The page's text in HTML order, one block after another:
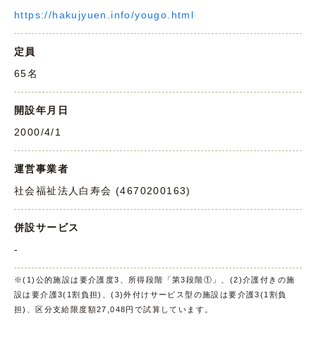
https://hakujyuen.info/yougo.html
定員
65名
開設年月日
2000/4/1
運営事業者
社会福祉法人白寿会 (4670200163)
併設サービス
-
※(1)公的施設は要介護度3、所得段階「第3段階①」、(2)介護付きの施
設は要介護3(1割負担)、(3)外付けサービス型の施設は要介護3(1割負
担)、区分支給限度額27,048円で試算しています。